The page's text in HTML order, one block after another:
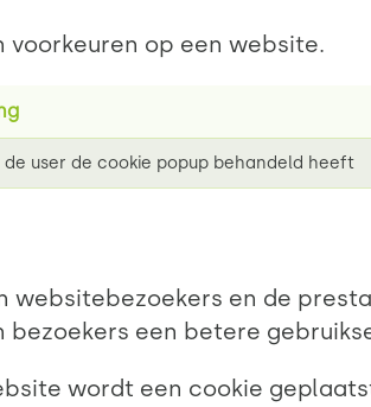
voorkeuren op een website.
de user de cookie popup behandeld heeft
en de
een betere
wordt een cookie